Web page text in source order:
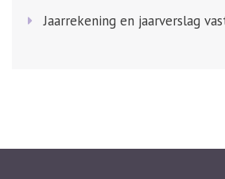
Jaarrekening en jaarverslag